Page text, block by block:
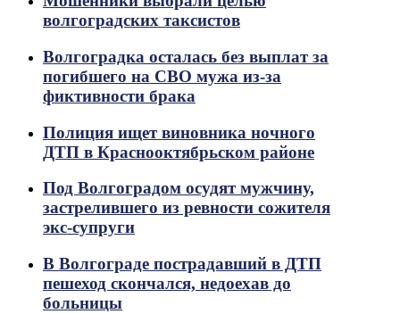
волгоградских таксистов
Волгоградка осталась без выплат за
погибшего на СВО мужа из-за
фиктивности брака
Полиция ищет виновника ночного
ДТП в Краснооктябрьском районе
Под Волгоградом осудят мужчину,
застрелившего из ревности сожителя
экс-супруги
В Волгограде пострадавший в ДТП
пешеход скончался, недоехав до
больницы